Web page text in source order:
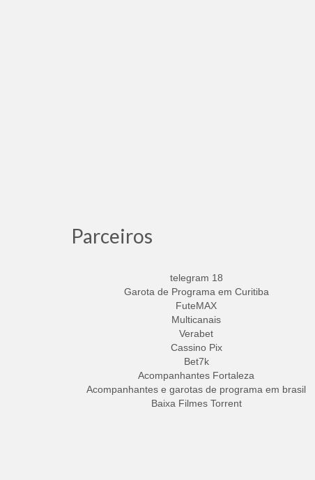
Parceiros
telegram 18
Garota de Programa em Curitiba
FuteMAX
Multicanais
Verabet
Cassino Pix
Bet7k
Acompanhantes Fortaleza
Acompanhantes e garotas de programa em brasil
Baixa Filmes Torrent